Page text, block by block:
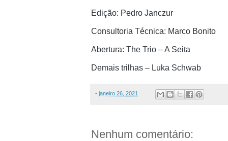
Edição: Pedro Janczur
Consultoria Técnica: Marco Bonito
Abertura: The Trio – A Seita
Demais trilhas – Luka Schwab
- janeiro 26, 2021
Nenhum comentário: